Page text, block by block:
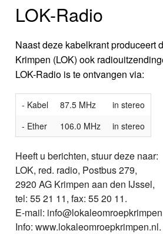
LOK-Radio
Naast deze kabelkrant produceert
Krimpen (LOK) ook
LOK-Radio is te ontvangen via:
- Kabel 87.5 MHz
in stereo
- Ether
106.0 MHz in stereo
Heeft u berichten, stuur deze naar:
LOK, red. radio, Postbus 279,
2920 AG Krimpen aan den IJssel,
tel: 55 21 11, fax: 55 20 11.
E-mail:
Info: www.lokaleomroepkrimpen.nl.